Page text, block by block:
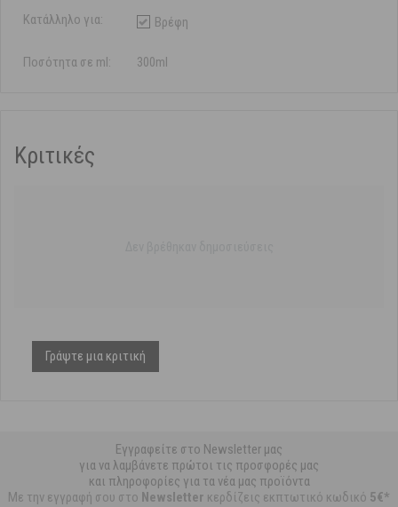
Κατάλληλο για: Βρέφη
Ποσότητα σε ml: 300ml
Κριτικές
Γράψτε μια κριτική
Εγγραφείτε στο Newsletter μας
για να λαμβάνετε πρώτοι τις προσφορές μας
και πληροφορίες για τα νέα μας προϊόντα
Με την εγγραφή σου στο Newsletter κερδίζεις εκπτωτικό κωδικό 5€*